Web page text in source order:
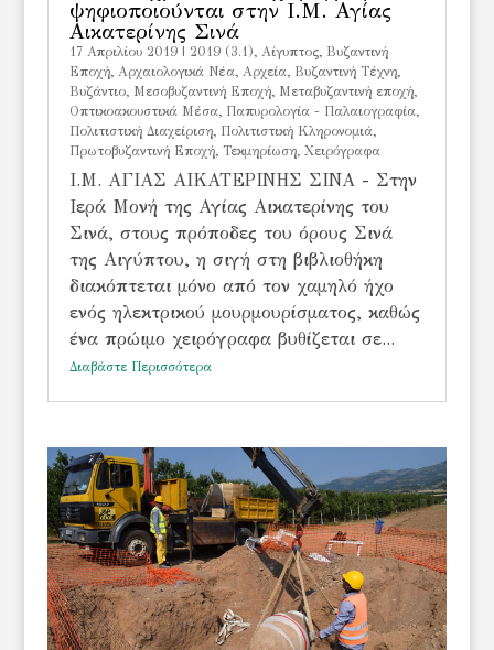
ψηφιοποιούνται στην Ι.Μ. Αγίας
Αικατερίνης Σινά
17 Απριλίου 2019| 2019 (3.1) Aίγυπτος, Bυζαντινή
Εποχή, Αρχαιολογικά Νέα, Αρχεία, Βυζαντινή Τέχνη,
Βυζάντιο, Μεσοβυζαντινή Εποχή, Μεταβυζαντινή εποχή,
Οπτικοακουστικά Μέσα, Παπυρολογία - Παλαιογραφία,
Πολιτιστική Διαχείριση, Πολιτιστική Κληρονομιά,
Πρωτοβυζαντινή Εποχή, Τεκμηρίωση, Χειρόγραφα
Ι.Μ. ΑΓΙΑΣ ΑΙΚΑΤΕΡΙΝΗΣ ΣΙΝΑ - Στην
Ιερά Μονή της Αγίας Αικατερίνης του
Σινά, στους πρόποδες του όρους Σινά
της Αιγύπτου, η σιγή στη βιβλιοθήκη
διακόπτεται μόνο από τον χαμηλό ήχο
ενός ηλεκτρικού μουρμουρίσματος, καθώς
ένα πρώιμο χειρόγραφα βυθίζεται σε...
Διαβάστε Περισσότερα